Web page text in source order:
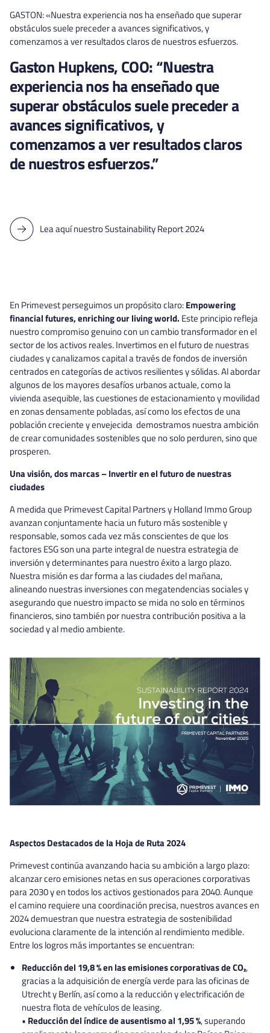
GASTON: «Nuestra experiencia nos ha enseñado que superar
obstáculos suele preceder a avances significativos, y
comenzamos a ver resultados claros de nuestros esfuerzos.
Gaston Hupkens, COO: “Nuestra
experiencia nos ha enseñado que
superar obstáculos suele preceder a
avances significativos, y
comenzamos a ver resultados claros
de nuestros esfuerzos.”
Lea aquí nuestro Sustainability Report 2024
En Primevest perseguimos un propósito claro:Empowering
financial futures, enriching our living world. Este principio refleja
nuestro compromiso genuino con un cambio transformador en el
sector de los activos reales. Invertimos en el futuro de nuestras
ciudades y canalizamos capital a través de fondos de inversión
centrados en categorías de activos resilientes y sólidas. Al abordar
algunos de los mayores desafíos urbanos actuale, como la
vivienda asequible, las cuestiones de estacionamiento y movilidad
en zonas densamente pobladas, así como los efectos de una
población creciente y envejecida demostramos nuestra ambición
de crear comunidades sostenibles que no solo perduren, sino que
prosperen.
Una visión, dos marcas – Invertir en el futuro de nuestras
ciudades
A medida que Primevest Capital Partners y Holland Immo Group
avanzan conjuntamente hacia un futuro más sostenible y
responsable, somos cada vez más conscientes de que los
factores ESG son una parte integral de nuestra estrategia de
inversión y determinantes para nuestro éxito a largo plazo.
Nuestra misión es dar forma a las ciudades del mañana,
alineando nuestras inversiones con megatendencias sociales y
asegurando que nuestro impacto se mida no solo en términos
financieros, sino también por nuestra contribución positiva a la
sociedad y al medio ambiente.
Aspectos Destacados de la Hoja de Ruta 2024
Primevest continúa avanzando hacia su ambición a largo plazo:
alcanzar cero emisiones netas en sus operaciones corporativas
para 2030 y en todos los activos gestionados para 2040. Aunque
el camino requiere una coordinación precisa, nuestros avances en
2024 demuestran que nuestra estrategia de sostenibilidad
evoluciona claramente de la intención al rendimiento medible.
Entre los logros más importantes se encuentran:
Reducción del 19,8 % en las emisiones corporativas de CO₂,
gracias a la adquisición de energía verde para las oficinas de
Utrecht y Berlín, así como a la reducción y electrificación de
nuestra flota de vehículos de leasing.
• Reducción del índice de ausentismo al 1,95 %, superando